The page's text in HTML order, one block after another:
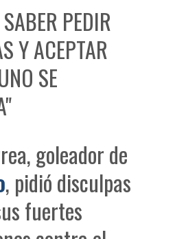
PEDIR
Y ACEPTAR
SE
goleador de
, pidió disculpas
fuertes